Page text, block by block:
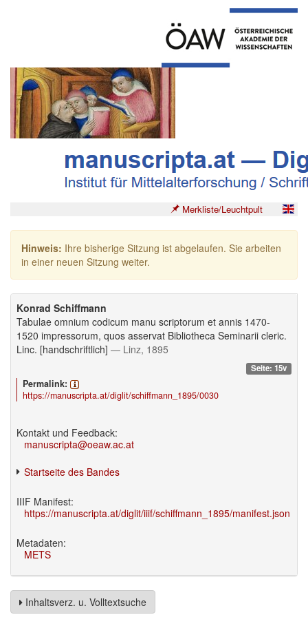
Merkliste/Leuchtpult
Hinweis: Ihre bisherige Sitzung ist abgelaufen. Sie arbeiten
in einer neuen Sitzung weiter.
Konrad Schiffmann
Tabulae omnium codicum manu scriptorum et annis 1470-
1520 impressorum, quos asservat Bibliotheca Seminarii cleric.
Linc. [handschriftlich] — Linz, 1895
Seite: 15v
Permalink:
https://manuscripta.at/diglit/schiffmann_1895/0030
Kontakt und Feedback:
manuscripta@oeaw.ac.at
Startseite des Bandes
IIIF Manifest:
https://manuscripta.at/diglit/iiif/schiffmann_1895/manifest.json
Metadaten:
METS
Inhaltsverz. u. Volltextsuche